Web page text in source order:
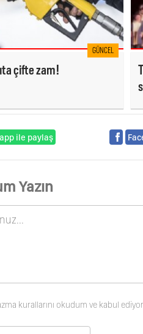
GÜNCEL
çifte zam!
ile paylaş
Yazın
kurallarını okudum ve kabul